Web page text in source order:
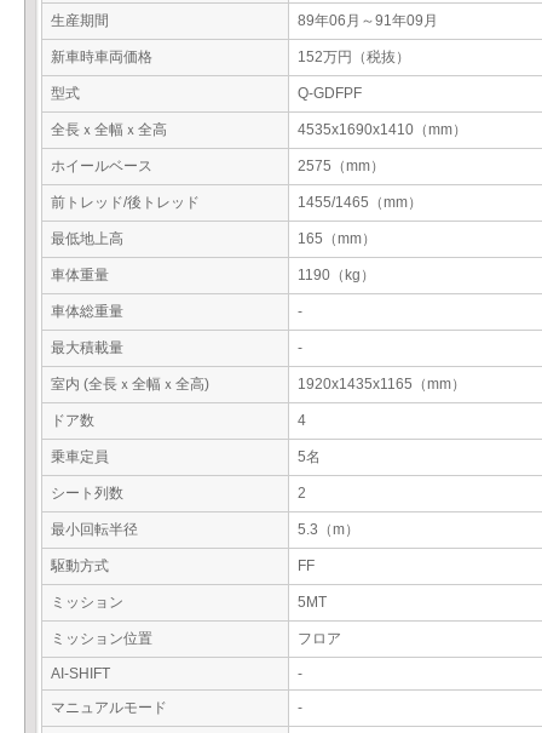
生産期間 89年06月～91年09月
新車時車両価格 152万円（税抜）
型式 Q-GDFPF
全長ｘ全幅ｘ全高 4535x1690x1410（mm）
ホイールベース 2575（mm）
前トレッド/後トレッド 1455/1465（mm）
最低地上高 165（mm）
車体重量 1190（kg）
車体総重量 -
最大積載量 -
室内 (全長ｘ全幅ｘ全高) 1920x1435x1165（mm）
ドア数 4
乗車定員 5名
シート列数 2
最小回転半径 5.3（m）
駆動方式 FF
ミッション 5MT
ミッション位置 フロア
AI-SHIFT
-
マニュアルモード
-